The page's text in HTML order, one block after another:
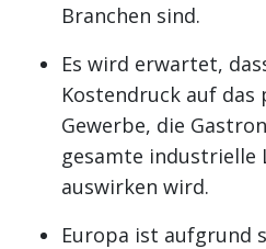
Branchen sind.
Es wird erwartet,
Kostendruck auf das
Gewerbe, die
gesamte industrielle
auswirken wird.
Europa ist aufgrund